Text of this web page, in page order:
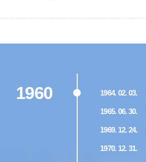
1960 1964. 02. 03.
1965. 06. 30.
1969. 12. 24.
1970. 12. 31.